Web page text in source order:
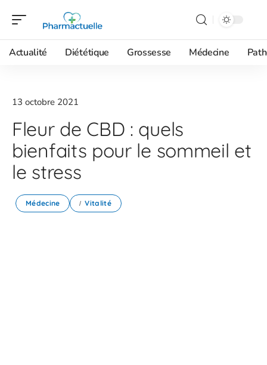
Actualité Diététique Grossesse Médecine
13 octobre 2021
Fleur de CBD : quels
bienfaits pour le sommeil et
le stress
Médecine Vitalité